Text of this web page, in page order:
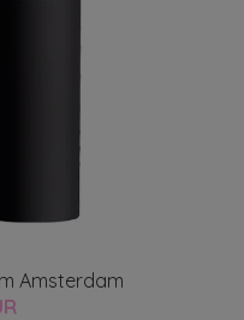
Amsterdam